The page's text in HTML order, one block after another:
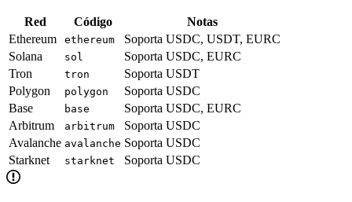
Red Código
Notas
Ethereum
ethereum
Soporta USDC, USDT, EURC
Solana
sol
Soporta USDC, EURC
Tron
tron
Soporta USDT
Polygon
polygon
Soporta USDC
Base
base
Soporta USDC, EURC
Arbitrum
arbitrum
Soporta USDC
Avalanche avalanche Soporta USDC
Starknet
starknet Soporta USDC